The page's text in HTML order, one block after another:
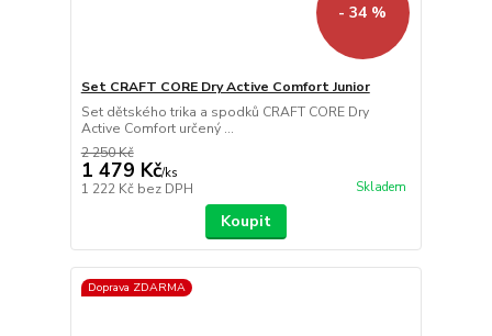
- 34 %
Set CRAFT CORE Dry Active Comfort Junior
Set dětského trika a spodků CRAFT CORE Dry
Active Comfort určený ...
2 250 Kč
1 479 Kč/ks
1 222 Kč bez DPH Skladem
Koupit
Doprava ZDARMA